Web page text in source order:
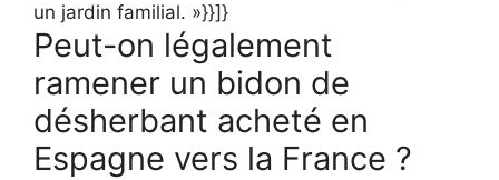
un jardin familial. »}}]}
Peut-on légalement
ramener un bidon de
désherbant acheté en
Espagne vers la France ?